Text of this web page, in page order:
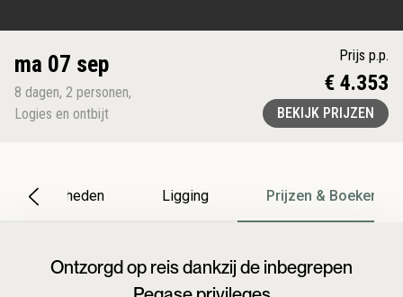
ma 07 sep
8 dagen, 2 personen,
Logies en ontbijt
Prijs p.p.
€ 4.353
BEKIJK PRIJZEN
Bijzonderheden Ligging Prijzen & Boeken
Ontzorgd op reis dankzij de inbegrepen